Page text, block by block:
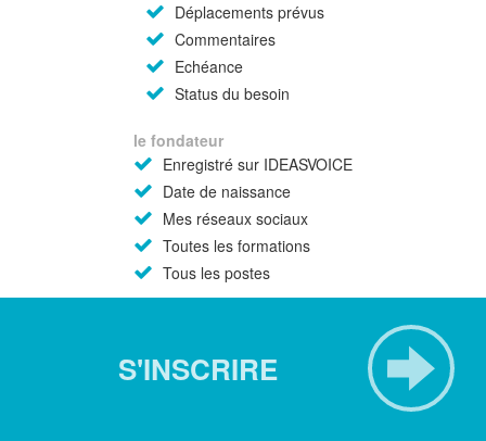
Déplacements prévus
Commentaires
Echéance
Status du besoin
le fondateur
Enregistré sur IDEASVOICE
Date de naissance
Mes réseaux sociaux
Toutes les formations
Tous les postes
S'INSCRIRE